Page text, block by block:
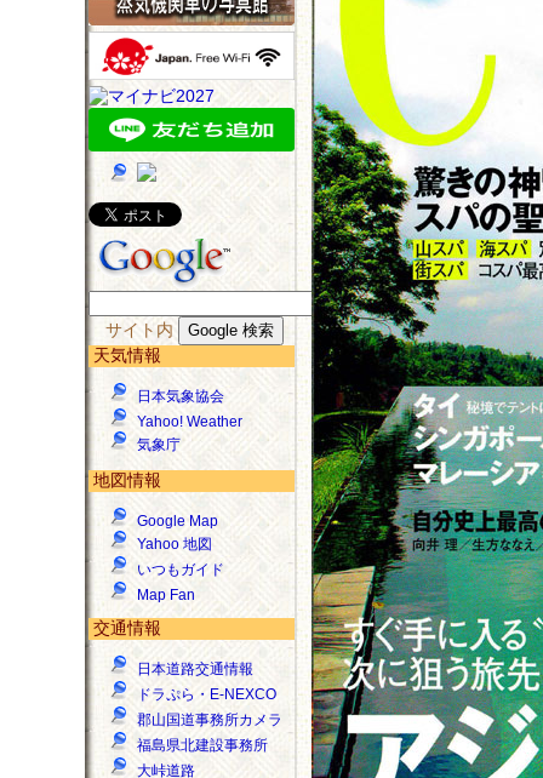
サイト内
天気情報
日本気象協会
Yahoo! Weather
気象庁
地図情報
Google Map
Yahoo 地図
いつもガイド
Map Fan
交通情報
日本道路交通情報
ドラぷら・E-NEXCO
郡山国道事務所カメラ
福島県北建設事務所
大峠道路